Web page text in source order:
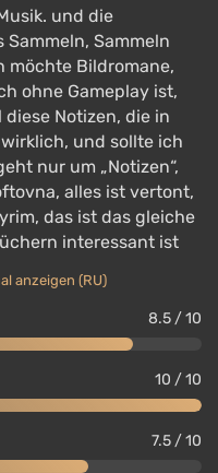
und die
Sammeln
möchte Bildromane,
ohne Gameplay ist,
Notizen, die in
und sollte ich
nur um „Notizen“,
alles ist vertont,
das ist das gleiche
interessant ist
anzeigen (RU)
8.5 / 10
10 / 10
7.5 / 10